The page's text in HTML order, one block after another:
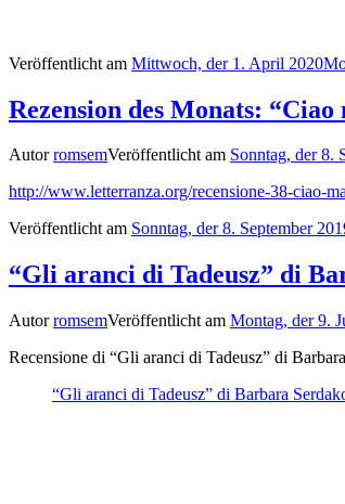
Veröffentlicht am Mittwoch, der 1. April 2020
Rezension des Monats:
AutorromsemVeröffentlicht am Sonntag, der 8.
http://www.letterranza.org/recensione-38-ciao-
Veröffentlicht am Sonntag, der 8. September
“Gli aranci di Tadeusz” di
AutorromsemVeröffentlicht am Montag, der 9.
Recensione di “Gli aranci di Tadeusz” di
“Gli aranci di Tadeusz” di Barbara